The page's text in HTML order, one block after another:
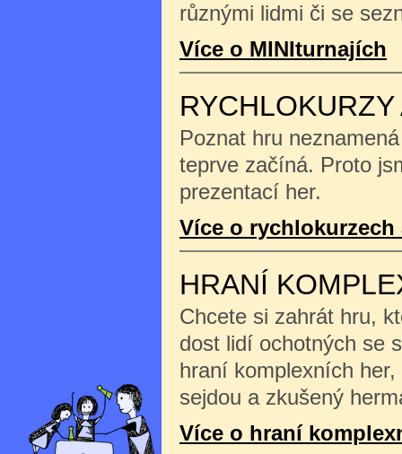
různými lidmi či se
Více o MINIturnajích
Poznat hru
teprve začíná. Proto
prezentací her.
Více o rychlokurzech
HRANÍ
Chcete si zahrát hru,
dost lidí ochotných se
hraní komplexních
sejdou a zkušený
Více o hraní